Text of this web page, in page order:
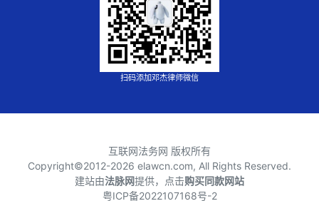
扫码添加邓杰律师微信
互联网法务网 版权所有
Copyright©2012-2026 elawcn.com, All Rights Reserved.
建站由法脉网提供，点击购买同款网站
粤ICP备2022107168号-2